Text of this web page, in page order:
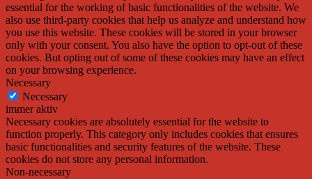
essential for the working of basic functionalities of the website. We
also use third-party cookies that help us analyze and understand how
you use this website. These cookies will be stored in your browser
only with your consent. You also have the option to opt-out of these
cookies. But opting out of some of these cookies may have an effect
on your browsing experience.
Necessary
Necessary
immer aktiv
Necessary cookies are absolutely essential for the website to
function properly. This category only includes cookies that ensures
basic functionalities and security features of the website. These
cookies do not store any personal information.
Non-necessary